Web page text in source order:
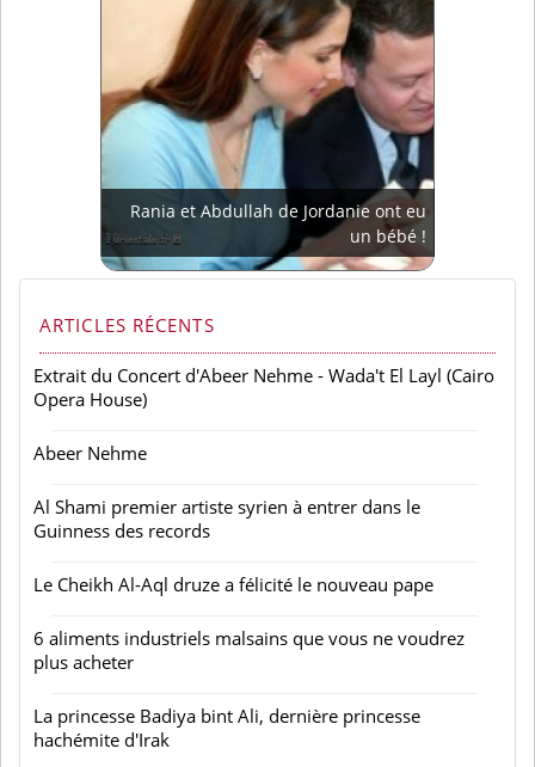
Rania et Abdullah de Jordanie ont eu
un bébé !
ARTICLES RÉCENTS
Extrait du Concert d'Abeer Nehme - Wada't El Layl (Cairo
Opera House)
Abeer Nehme
Al Shami premier artiste syrien à entrer dans le
Guinness des records
Le Cheikh Al-Aql druze a félicité le nouveau pape
6 aliments industriels malsains que vous ne voudrez
plus acheter
La princesse Badiya bint Ali, dernière princesse
hachémite d'Irak